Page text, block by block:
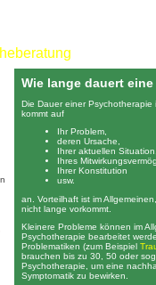
Wie lange dauert
Die Dauer einer
kommt auf
Ihr Problem,
deren Ursache,
Ihrer aktuellen Situation,
Ihres
Ihrer Konstitution
usw.
an. Vorteilhaft ist im
nicht lange vorkommt.
Kleinere Probleme können im
Psychotherapie bearbeitet
Problematiken (zum Beispiel
brauchen bis zu 30, 50 oder
Psychotherapie, um eine
Symptomatik zu bewirken.